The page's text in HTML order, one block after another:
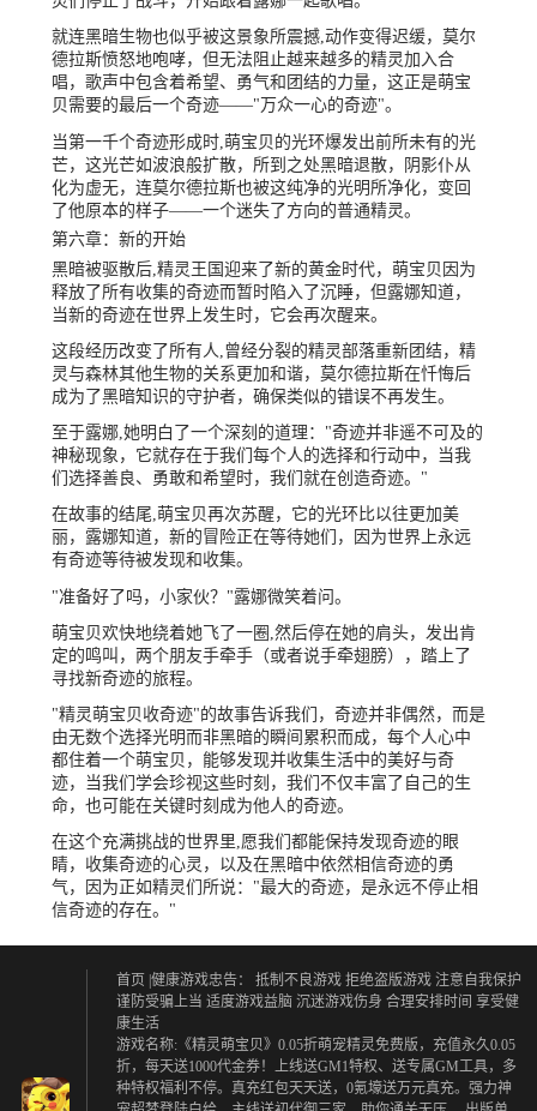
就连黑暗生物也似乎被这景象所震撼,动作变得迟缓，莫尔
德拉斯愤怒地咆哮，但无法阻止越来越多的精灵加入合
唱，歌声中包含着希望、勇气和团结的力量，这正是萌宝
贝需要的最后一个奇迹——"万众一心的奇迹"。
当第一千个奇迹形成时,萌宝贝的光环爆发出前所未有的光
芒，这光芒如波浪般扩散，所到之处黑暗退散，阴影仆从
化为虚无，连莫尔德拉斯也被这纯净的光明所净化，变回
了他原本的样子——一个迷失了方向的普通精灵。
第六章：新的开始
黑暗被驱散后,精灵王国迎来了新的黄金时代，萌宝贝因为
释放了所有收集的奇迹而暂时陷入了沉睡，但露娜知道，
当新的奇迹在世界上发生时，它会再次醒来。
这段经历改变了所有人,曾经分裂的精灵部落重新团结，精
灵与森林其他生物的关系更加和谐，莫尔德拉斯在忏悔后
成为了黑暗知识的守护者，确保类似的错误不再发生。
至于露娜,她明白了一个深刻的道理："奇迹并非遥不可及的
神秘现象，它就存在于我们每个人的选择和行动中，当我
们选择善良、勇敢和希望时，我们就在创造奇迹。"
在故事的结尾,萌宝贝再次苏醒，它的光环比以往更加美
丽，露娜知道，新的冒险正在等待她们，因为世界上永远
有奇迹等待被发现和收集。
"准备好了吗，小家伙？"露娜微笑着问。
萌宝贝欢快地绕着她飞了一圈,然后停在她的肩头，发出肯
定的鸣叫，两个朋友手牵手（或者说手牵翅膀），踏上了
寻找新奇迹的旅程。
"精灵萌宝贝收奇迹"的故事告诉我们，奇迹并非偶然，而是
由无数个选择光明而非黑暗的瞬间累积而成，每个人心中
都住着一个萌宝贝，能够发现并收集生活中的美好与奇
迹，当我们学会珍视这些时刻，我们不仅丰富了自己的生
命，也可能在关键时刻成为他人的奇迹。
在这个充满挑战的世界里,愿我们都能保持发现奇迹的眼
睛，收集奇迹的心灵，以及在黑暗中依然相信奇迹的勇
气，因为正如精灵们所说："最大的奇迹，是永远不停止相
信奇迹的存在。"
首页 |健康游戏忠告： 抵制不良游戏 拒绝盗版游戏 注意自我保护
谨防受骗上当 适度游戏益脑 沉迷游戏伤身 合理安排时间 享受健
康生活
游戏名称:《精灵萌宝贝》0.05折萌宠精灵免费版，充值永久0.05
折，每天送1000代金券！上线送GM1特权、送专属GM工具，多
种特权福利不停。真充红包天天送，0氪壕送万元真充。强力神